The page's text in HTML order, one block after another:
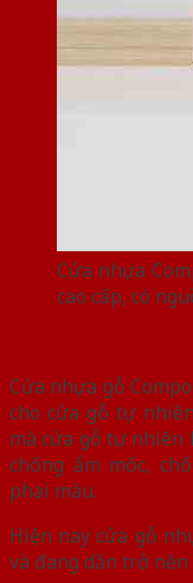
Cửa nhựa
cao cấp, có
Cửa nhựa gỗ
cho cửa gỗ tự
mà cửa gỗ tự nhiên
chống ẩm mốc,
phai màu.
Hiện nay cửa gỗ
và đang dần trở